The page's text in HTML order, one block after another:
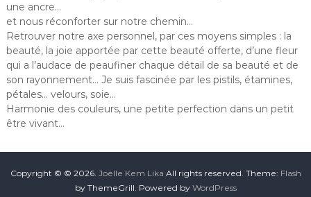
une ancre…
et nous réconforter sur notre chemin…
Retrouver notre axe personnel, par ces moyens simples : la
beauté, la joie apportée par cette beauté offerte, d’une fleur
qui a l’audace de peaufiner chaque détail de sa beauté et de
son rayonnement… Je suis fascinée par les pistils, étamines,
pétales… velours, soie…
Harmonie des couleurs, une petite perfection dans un petit
être vivant…
Copyright © © 2026. Joëlle Kem Lika All rights reserved. Theme: Flash
by ThemeGrill. Powered by WordPress